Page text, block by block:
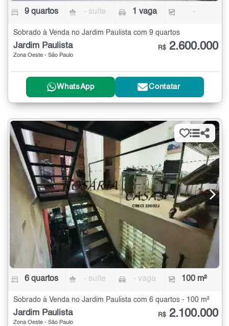
9 quartos - suíte 1 vaga -
Sobrado à Venda no Jardim Paulista com 9 quartos
Jardim Paulista
Zona Oeste - São Paulo
R$ 2.600.000
WhatsApp Contatar
6 quartos - suíte - vaga 100 m²
Sobrado à Venda no Jardim Paulista com 6 quartos - 100 m²
Jardim Paulista
Zona Oeste - São Paulo
R$ 2.100.000